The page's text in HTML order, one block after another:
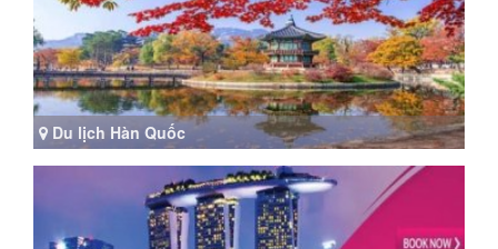
Du lịch Hàn Quốc